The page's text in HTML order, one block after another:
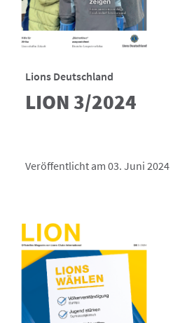
Lions Deutschland
LION 3/2024
Veröffentlicht am 03. Juni 2024